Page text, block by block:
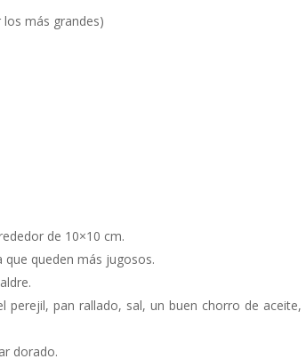
más grandes)
de 10×10 cm.
queden más jugosos.
perejil, pan rallado, sal, un buen chorro de
dorado.